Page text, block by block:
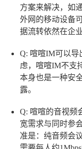
方案来解决，如
外网的移动设备
据流转依然在企
Q: 喧喧IM可以导
虑，喧喧IM不支
本身也是一种安
露。
Q: 喧喧的音视频
宽需求与同时参
准是：纯音频会